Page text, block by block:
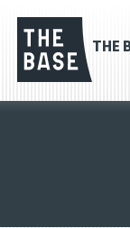
THE